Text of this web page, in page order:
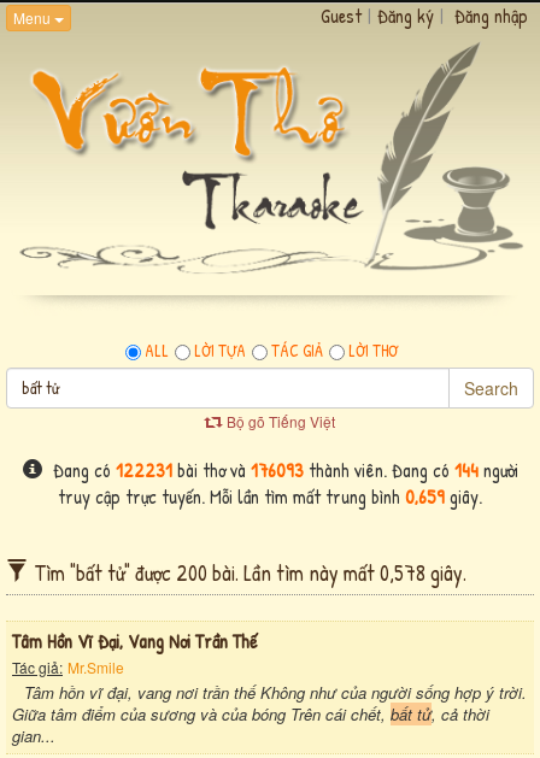
Menu Guest | Đăng ký | Đăng nhập
ALL LỜI TỰA TÁC GIẢ LỜI THƠ
Search
Bộ gõ Tiếng Việt
Đang có 122231bài thơ và 176093thành viên. Đang có 144người
truy cập trực tuyến. Mỗi lần tìm mất trung bình 0,659giây.
Tìm "bất tử" được 200 bài. Lần tìm này mất 0,578 giây.
Tâm Hồn Vĩ Đại, Vang Nơi Trần Thế
Tác giả: Mr.Smile
Tâm hồn vĩ đại, vang nơi trần thế Không như của người sống hợp ý trời.
Giữa tâm điểm của sương và của bóng Trên cái chết, bất tử, cả thời
gian...